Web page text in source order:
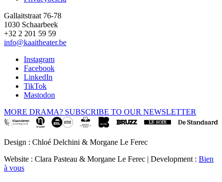
Gallaitstraat 76-78
1030 Schaarbeek
+32 2 201 59 59
info@kaaitheater.be
Instagram
Facebook
LinkedIn
TikTok
Mastodon
MORE DRAMA? SUBSCRIBE TO OUR NEWSLETTER
Design : Chloé Delchini & Morgane Le Ferec
Website : Clara Pasteau & Morgane Le Ferec | Development : Bien
à vous